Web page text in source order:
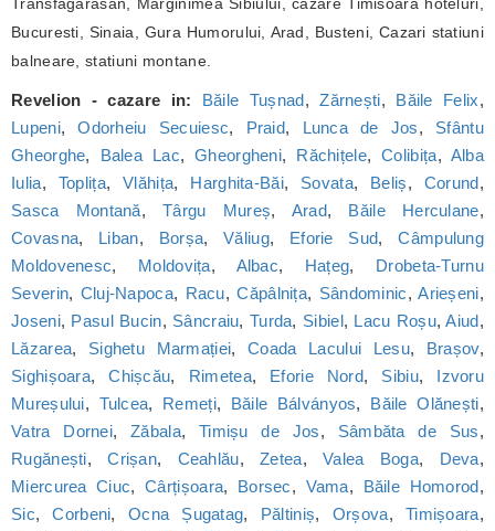
Bucuresti, Sinaia, Gura Humorului, Arad, Busteni, Cazari statiuni
balneare, statiuni montane.
Revelion - cazare in: Băile Tușnad,Zărnești, Băile Felix,
Lupeni,Odorheiu Secuiesc, Praid, Lunca de Jos, Sfântu
Gheorghe, Balea Lac,Gheorgheni, Răchițele,Colibița, Alba
Iulia, Toplița,Vlăhița, Harghita-Băi, Sovata, Beliș, Corund,
Sasca Montană,Târgu Mureș, Arad, Băile Herculane,
Covasna, Liban, Borșa,Văliug, Eforie Sud,Câmpulung
Moldovenesc, Moldovița, Albac, Hațeg, Drobeta-Turnu
Severin, Cluj-Napoca, Racu,Căpâlnița, Sândominic,Arieșeni,
Joseni, Pasul Bucin, Sâncraiu, Turda, Sibiel, Lacu Roșu,Aiud,
Lăzarea, Sighetu Marmației,Coada Lacului Lesu, Brașov,
Sighișoara,Chișcău, Rimetea, Eforie Nord, Sibiu, Izvoru
Mureșului, Tulcea, Remeți, Băile Bálványos, Băile Olănești,
Vatra Dornei,Zăbala, Timișu de Jos, Sâmbăta de Sus,
Rugănești,Crișan, Ceahlău,Zetea,Valea Boga, Deva,
Miercurea Ciuc,Cârțișoara, Borsec, Vama, Băile Homorod,
Sic,Corbeni, Ocna Șugatag, Păltiniș, Orșova, Timișoara,